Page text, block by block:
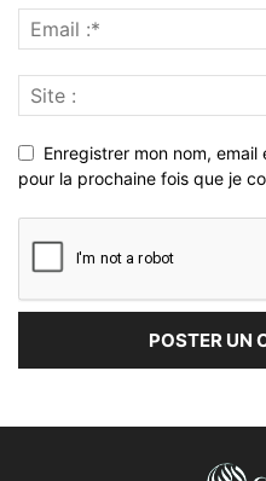
Enregistrer mon nom,
pour la prochaine fois que je